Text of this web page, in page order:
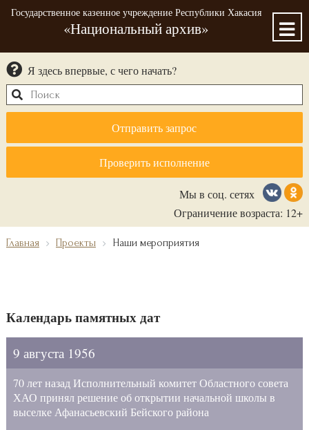
Государственное казенное учреждение Республики Хакасия
«Национальный архив»
Я здесь впервые, с чего начать?
Отправить запрос
Проверить исполнение
Мы в соц. сетях
Ограничение возраста: 12+
Главная Проекты Наши мероприятия
Календарь памятных дат
9 августа 1956
70 лет назад Исполнительный комитет Областного совета
ХАО принял решение об открытии начальной школы в
выселке Афанасьевский Бейского района